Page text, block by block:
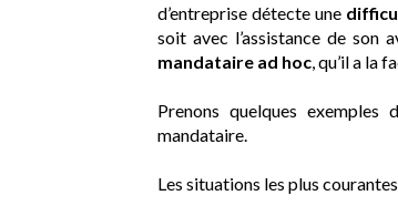
d’entreprise détecte une
soit avec l’assistance de son
mandataire ad hoc, qu’il a la
Prenons quelques
mandataire.
Les situations les plus